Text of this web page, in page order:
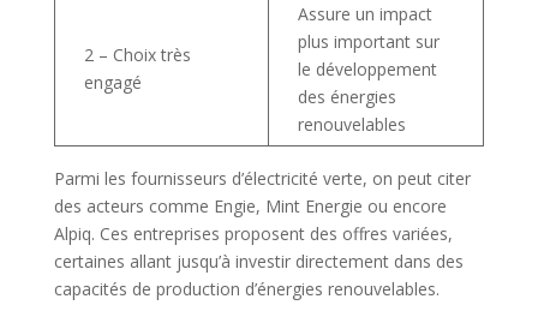
2 – Choix très
engagé
Assure un impact
plus important sur
le développement
des énergies
renouvelables
Parmi les fournisseurs d’électricité verte, on peut citer
des acteurs comme Engie, Mint Energie ou encore
Alpiq. Ces entreprises proposent des offres variées,
certaines allant jusqu’à investir directement dans des
capacités de production d’énergies renouvelables.